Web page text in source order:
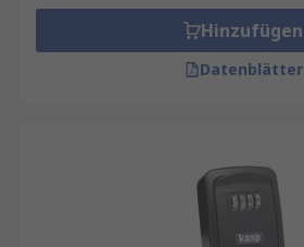
Hinzufügen
Datenblätter